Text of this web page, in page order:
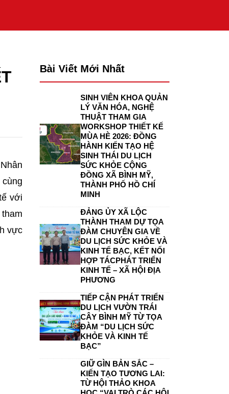
với
vực
Bài Viết Mới Nhất
SINH VIÊN KHOA QUẢN
LÝ VĂN HÓA, NGHỆ
THUẬT THAM GIA
WORKSHOP THIẾT KẾ
MÙA HÈ 2026: ĐỒNG
HÀNH KIẾN TẠO HỆ
SINH THÁI DU LỊCH
SỨC KHỎE CỘNG
ĐỒNG XÃ BÌNH MỸ,
THÀNH PHỐ HỒ CHÍ
MINH
ĐẢNG ỦY XÃ LỘC
THÀNH THAM DỰ TỌA
ĐÀM CHUYÊN GIA VỀ
DU LỊCH SỨC KHỎE VÀ
KINH TẾ BẠC, KẾT NỐI
HỢP TÁCPHÁT TRIỂN
KINH TẾ – XÃ HỘI ĐỊA
PHƯƠNG
TIẾP CẬN PHÁT TRIỂN
DU LỊCH VƯỜN TRÁI
CÂY BÌNH MỸ TỪ TỌA
ĐÀM “DU LỊCH SỨC
KHỎE VÀ KINH TẾ
BẠC”
GIỮ GÌN BẢN SẮC –
KIẾN TẠO TƯƠNG LAI:
TỪ HỘI THẢO KHOA